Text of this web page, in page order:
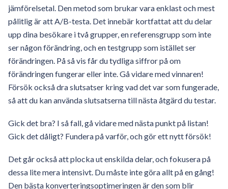
jämförelsetal. Den metod som brukar vara enklast och mest
pålitlig är att A/B-testa. Det innebär kortfattat att du delar
upp dina besökare i två grupper, en referensgrupp som inte
ser någon förändring, och en testgrupp som istället ser
förändringen. På så vis får du tydliga siffror på om
förändringen fungerar eller inte. Gå vidare med vinnaren!
Försök också dra slutsatser kring vad det var som fungerade,
så att du kan använda slutsatserna till nästa åtgärd du testar.
Gick det bra? I så fall, gå vidare med nästa punkt på listan!
Gick det dåligt? Fundera på varför, och gör ett nytt försök!
Det går också att plocka ut enskilda delar, och fokusera på
dessa lite mera intensivt. Du måste inte göra allt på en gång!
Den bästa konverteringsoptimeringen är den som blir